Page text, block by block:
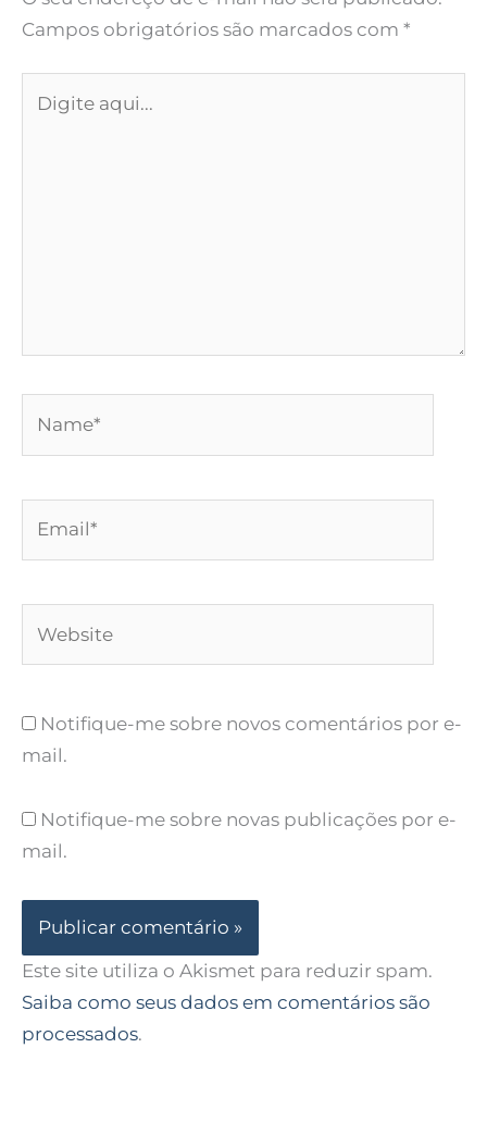
Campos obrigatórios são marcados com *
aqui...
Notifique-me sobre novos comentários por e-
mail.
Notifique-me sobre novas publicações por e-
mail.
Este site utiliza o Akismet para reduzir spam.
Saiba como seus dados em comentários são
processados.